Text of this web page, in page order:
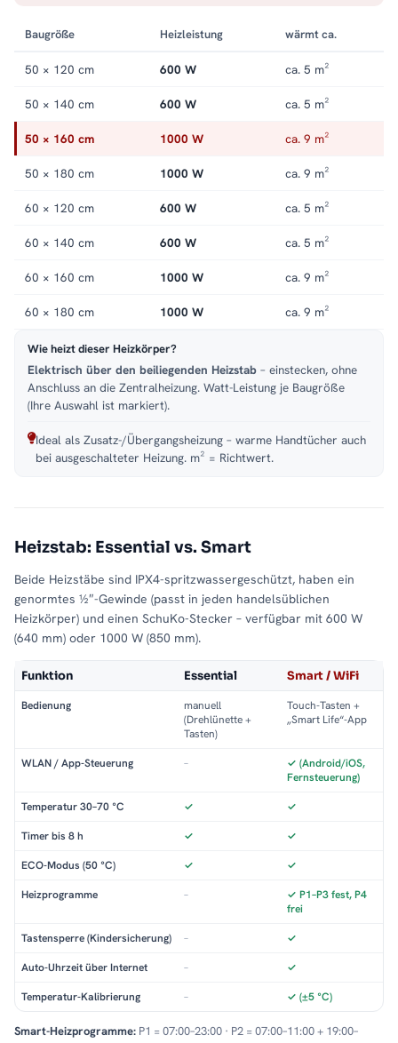
Baugröße Heizleistung wärmt ca.
50 × 120 cm 600 W ca. 5 m²
50 × 140 cm 600 W ca. 5 m²
50 × 160 cm 1000 W ca. 9 m²
50 × 180 cm 1000 W ca. 9 m²
60 × 120 cm 600 W ca. 5 m²
60 × 140 cm 600 W ca. 5 m²
60 × 160 cm 1000 W ca. 9 m²
60 × 180 cm 1000 W ca. 9 m²
Wie heizt dieser Heizkörper?
Elektrisch über den beiliegenden Heizstab – einstecken, ohne
Anschluss an die Zentralheizung. Watt-Leistung je Baugröße
(Ihre Auswahl ist markiert).
Ideal als Zusatz-/Übergangsheizung – warme Handtücher auch
bei ausgeschalteter Heizung. m² = Richtwert.
Heizstab: Essential vs. Smart
Beide Heizstäbe sind IPX4-spritzwassergeschützt, haben ein
genormtes ½″-Gewinde (passt in jeden handelsüblichen
Heizkörper) und einen SchuKo-Stecker – verfügbar mit 600 W
(640 mm) oder 1000 W (850 mm).
Funktion Essential Smart / WiFi
Bedienung
manuell
(Drehlünette +
Tasten)
Touch-Tasten +
„Smart Life“-App
WLAN / App-Steuerung –
✓ (Android/iOS,
Fernsteuerung)
Temperatur 30–70 °C ✓ ✓
Timer bis 8 h ✓ ✓
ECO-Modus (50 °C) ✓ ✓
Heizprogramme –
✓ P1–P3 fest, P4
frei
Tastensperre (Kindersicherung) – ✓
Auto-Uhrzeit über Internet – ✓
Temperatur-Kalibrierung – ✓ (±5 °C)
Smart-Heizprogramme: P1 = 07:00–23:00 · P2 = 07:00–11:00 + 19:00–